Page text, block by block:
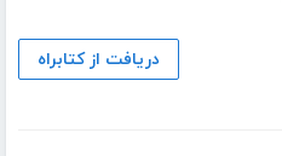
دریافت از کتابراه